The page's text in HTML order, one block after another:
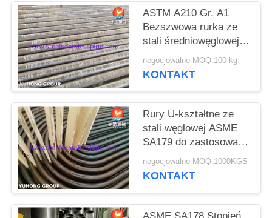
PRIVACY
POLICY
ASTM A210 Gr. A1
Bezszwowa rurka ze
stali średniowęglowej
do kotła (minimalna
ściana)
negocjowalne MOQ:100 kg
KONTAKT
Rury U-kształtne ze
stali węglowej ASME
SA179 do zastosowań
w wymiennikach ciepła
kotłów
negocjowalne MOQ:1000KGS
KONTAKT
ASME SA178 Stopień